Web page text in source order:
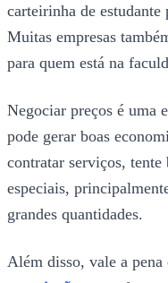
carteirinha de estudante
Muitas empresas
para quem está na
Negociar preços é uma
pode gerar boas
contratar serviços, tente
especiais,
grandes quantidades.
Além disso, vale a